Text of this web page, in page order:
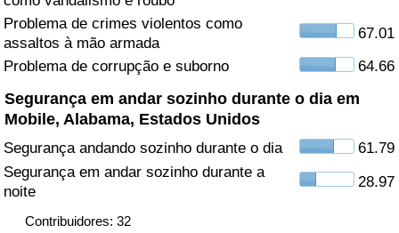
Problema de crimes violentos como
assaltos à mão armada
67.01
Problema de corrupção e suborno
64.66
Segurança em andar sozinho durante o dia em
Mobile, Alabama, Estados Unidos
Segurança andando sozinho durante o dia
61.79
Segurança em andar sozinho durante a
noite
28.97
Contribuidores: 32
Indicador de Poluição por País
Trânsito
Indicador de Trânsito
Indicador de Trânsito (Atual)
Indicador de Trânsito por País